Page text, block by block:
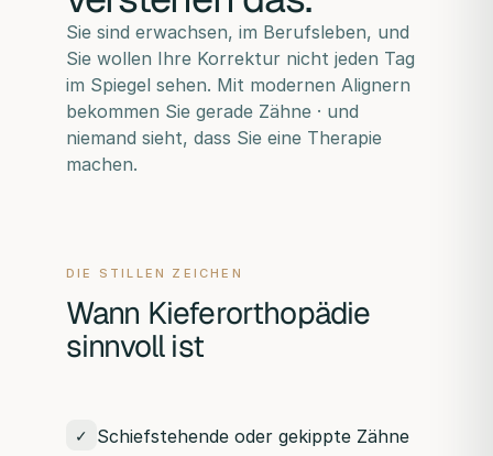
Sie sind erwachsen, im Berufsleben, und
Sie wollen Ihre Korrektur nicht jeden Tag
im Spiegel sehen. Mit modernen Alignern
bekommen Sie gerade Zähne · und
niemand sieht, dass Sie eine Therapie
machen.
DIE STILLEN ZEICHEN
Wann Kieferorthopädie
sinnvoll ist
✓ Schiefstehende oder gekippte Zähne